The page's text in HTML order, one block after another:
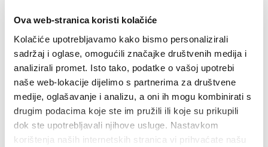
Ova web-stranica koristi kolačiće
Kolačiće upotrebljavamo kako bismo personalizirali
sadržaj i oglase, omogućili značajke društvenih medija i
analizirali promet. Isto tako, podatke o vašoj upotrebi
naše web-lokacije dijelimo s partnerima za društvene
medije, oglašavanje i analizu, a oni ih mogu kombinirati s
drugim podacima koje ste im pružili ili koje su prikupili
dok ste upotrebljavali njihove usluge. Nastavkom
korištenja naših internetskih stranica vi prihvaćate našu
Poiché le radici della Dalmazia non sono solo
radicate nella natura, ma anche nella società. I frutti
della natura e i sapori del Mediterraneo giocano un
ruolo significativo nella fede cristiana e nella Chiesa,
fornendo forza alle persone stanche. Le tradizioni e
le usanze spesso svaniscono dopo molti secoli, ma
grazie alla spiritualità, l'olio e il vino continuano a